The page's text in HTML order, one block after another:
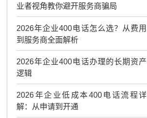
业者视角教你避开服务商骗局
2026年企业400电话怎么选？从费用
到服务商全面解析
2026年企业400电话办理的长期资产
逻辑
2026年企业低成本400电话流程详
解：从申请到开通